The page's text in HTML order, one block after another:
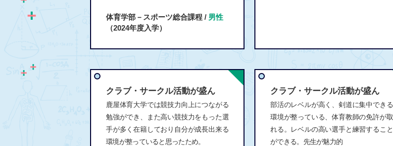
体育学部－スポーツ総合課程 / 男性
（2024年度入学）
クラブ・サークル活動が盛ん
鹿屋体育大学では競技力向上につながる
勉強ができ、また高い競技力をもった選
手が多く在籍しており自分が成長出来る
環境が整っていると思ったため。
クラブ・サークル活動が盛ん
部活のレベルが高く、剣道に集中できる
環境が整っている、体育教師の免許が取
れる。レベルの高い選手と練習すること
ができる。先生が魅力的